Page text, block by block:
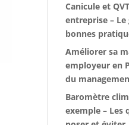
Canicule et
entreprise – Le
bonnes
Améliorer sa
employeur en
du
Baromètre
exemple – Les